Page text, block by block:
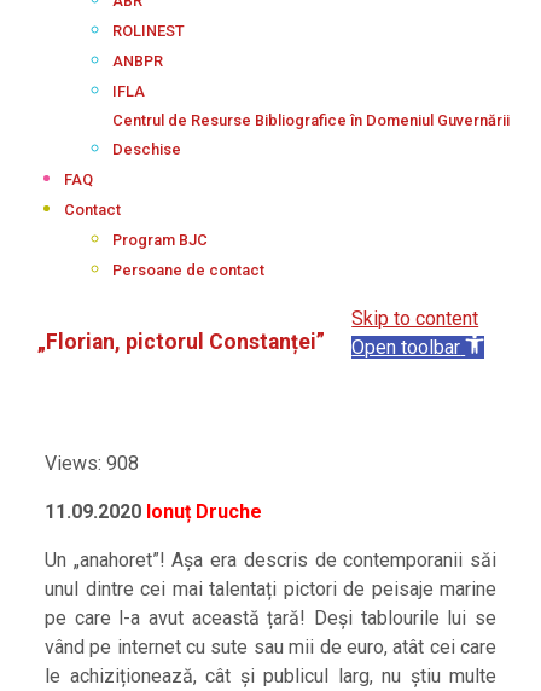
ROLINEST
ANBPR
IFLA
Centrul de Resurse Bibliografice în Domeniul Guvernării
Deschise
FAQ
Contact
Program BJC
Persoane de contact
„Florian, pictorul Constanței”
Views: 908
11.09.2020 Ionuț Druche
Un „anahoret”! Așa era descris de contemporanii săi
unul dintre cei mai talentați pictori de peisaje marine
pe care l-a avut această țară! Deși tablourile lui se
vând pe internet cu sute sau mii de euro, atât cei care
le achiziționează, cât și publicul larg, nu știu multe
Skip to content
Open toolbar